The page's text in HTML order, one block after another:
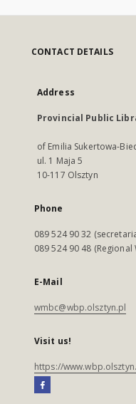
CONTACT DETAILS
Address
Provincial Public
of Emilia Sukertowa-
ul. 1 Maja 5
10-117 Olsztyn
Phone
089 524 90 32
089 524 90 48
E-Mail
wmbc@wbp.olsztyn.pl
Visit us!
https://